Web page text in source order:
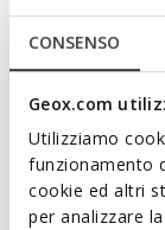
CONSENSO
Geox.com
Utilizziamo
funzionamento
cookie ed altri
per analizzare
Descripción
Zapato de
esta clásica
suave piel lisa
B es adecuado
looks de
CÓDIGO DEL
Leer más